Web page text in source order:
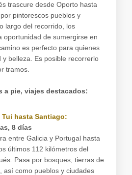
trascure desde Oporto hasta
pintorescos pueblos y
largo del recorrido, los
oportunidad de sumergirse en
es perfecto para quienes
y belleza. Es posible recorrerlo
tramos.
a pie, viajes destacados:
hasta Santiago:
8 días
entre Galicia y Portugal hasta
últimos 112 kilómetros del
Pasa por bosques, tierras de
así como pueblos y ciudades